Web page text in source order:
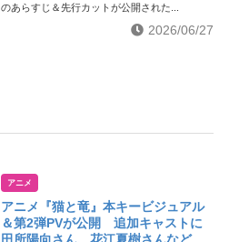
のあらすじ＆先行カットが公開された...
2026/06/27
アニメ
アニメ『猫と竜』本キービジュアル
＆第2弾PVが公開 追加キャストに
田所陽向さん、花江夏樹さんなど